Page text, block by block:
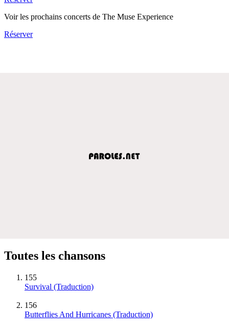
Voir les prochains concerts de The Muse Experience
Réserver
Toutes les chansons
155
Survival (Traduction)
156
Butterflies And Hurricanes (Traduction)